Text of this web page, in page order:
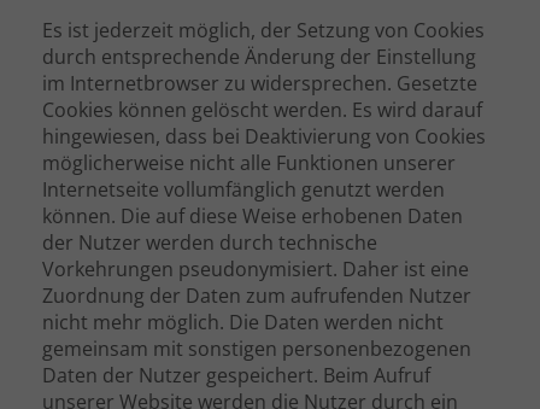
Es ist jederzeit möglich, der Setzung von Cookies
durch entsprechende Änderung der Einstellung
im Internetbrowser zu widersprechen. Gesetzte
Cookies können gelöscht werden. Es wird darauf
hingewiesen, dass bei Deaktivierung von Cookies
möglicherweise nicht alle Funktionen unserer
Internetseite vollumfänglich genutzt werden
können. Die auf diese Weise erhobenen Daten
der Nutzer werden durch technische
Vorkehrungen pseudonymisiert. Daher ist eine
Zuordnung der Daten zum aufrufenden Nutzer
nicht mehr möglich. Die Daten werden nicht
gemeinsam mit sonstigen personenbezogenen
Daten der Nutzer gespeichert. Beim Aufruf
unserer Website werden die Nutzer durch ein